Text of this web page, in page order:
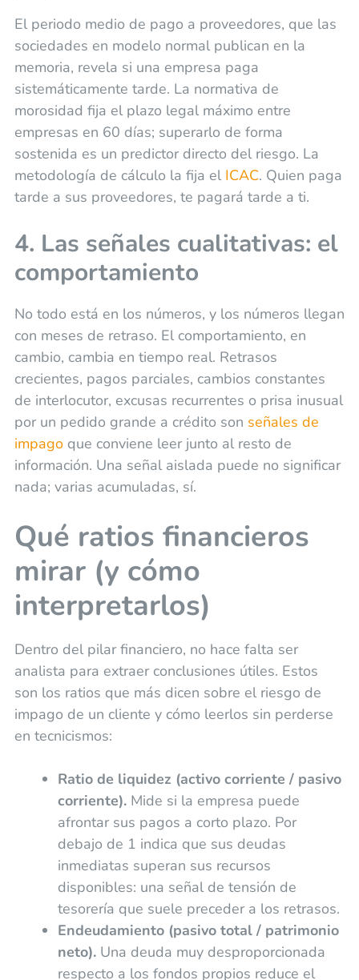
El periodo medio de pago a proveedores, que las
sociedades en modelo normal publican en la
memoria, revela si una empresa paga
sistemáticamente tarde. La normativa de
morosidad fija el plazo legal máximo entre
empresas en 60 días; superarlo de forma
sostenida es un predictor directo del riesgo. La
metodología de cálculo la fija el ICAC. Quien paga
tarde a sus proveedores, te pagará tarde a ti.
4. Las señales cualitativas: el
comportamiento
No todo está en los números, y los números llegan
con meses de retraso. El comportamiento, en
cambio, cambia en tiempo real. Retrasos
crecientes, pagos parciales, cambios constantes
de interlocutor, excusas recurrentes o prisa inusual
por un pedido grande a crédito son señales de
impagoque conviene leer junto al resto de
información. Una señal aislada puede no significar
nada; varias acumuladas, sí.
Qué ratios financieros
mirar (y cómo
interpretarlos)
Dentro del pilar financiero, no hace falta ser
analista para extraer conclusiones útiles. Estos
son los ratios que más dicen sobre el riesgo de
impago de un cliente y cómo leerlos sin perderse
en tecnicismos:
Ratio de liquidez (activo corriente / pasivo
corriente).Mide si la empresa puede
afrontar sus pagos a corto plazo. Por
debajo de 1 indica que sus deudas
inmediatas superan sus recursos
disponibles: una señal de tensión de
tesorería que suele preceder a los retrasos.
Endeudamiento (pasivo total / patrimonio
neto).Una deuda muy desproporcionada
respecto a los fondos propios reduce el